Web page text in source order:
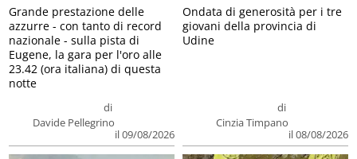
di
Davide Pellegrino
il 09/08/2026
Grande prestazione delle
azzurre - con tanto di record
nazionale - sulla pista di
Eugene, la gara per l'oro alle
23.42 (ora italiana) di questa
notte
di
Cinzia Timpano
il 08/08/2026
Ondata di generosità per i tre
giovani della provincia di
Udine